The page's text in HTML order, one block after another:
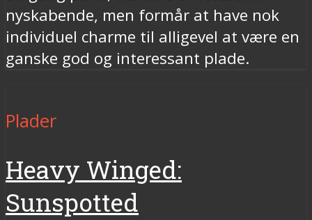
nyskabende, men formår at have nok
individuel charme til alligevel at være en
ganske god og interessant plade.
Plader
Heavy Winged:
Sunspotted